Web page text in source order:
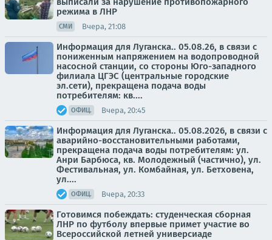
режима в ЛНР
СМИ Вчера, 21:08
Информация для Луганска.. 05.08.26, в связи с
пониженным напряжением на водопроводной
насосной станции, со стороны Юго-западного
филиала ЦГЭС (центральные городские
эл.сети), прекращена подача воды
потребителям: кв....
ОФИЦ. Вчера, 20:45
Информация для Луганска.. 05.08.2026, в связи с
аварийно-восстановительными работами,
прекращена подача воды потребителям: ул.
Анри Барбюса, кв. Молодежный (частично), ул.
Фестивальная, ул. Комбайная, ул. Бетховена,
ул....
ОФИЦ. Вчера, 20:33
Готовимся побеждать: студенческая сборная
ЛНР по футболу впервые примет участие во
Всероссийской летней универсиаде